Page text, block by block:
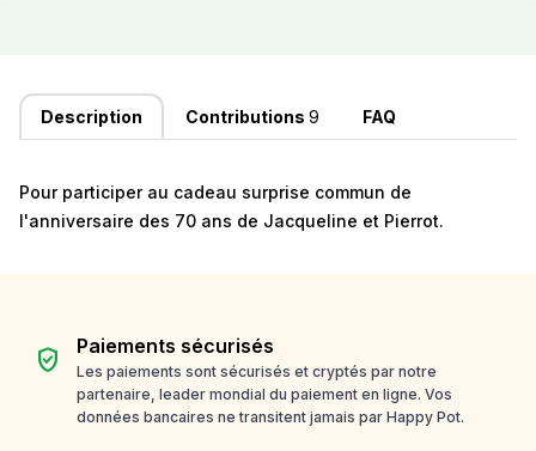
Description Contributions 9 FAQ
Pour participer au cadeau surprise commun de
l'anniversaire des 70 ans de Jacqueline et Pierrot.
verified_user Paiements sécurisés
Les paiements sont sécurisés et cryptés par notre
partenaire, leader mondial du paiement en ligne. Vos
données bancaires ne transitent jamais par Happy Pot.